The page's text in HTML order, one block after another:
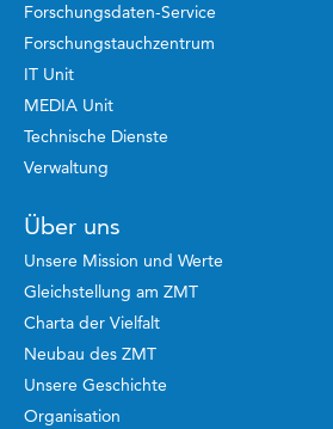
Forschungsdaten-Service
Forschungstauchzentrum
IT Unit
MEDIA Unit
Technische Dienste
Verwaltung
Über uns
Unsere Mission und Werte
Gleichstellung am ZMT
Charta der Vielfalt
Neubau des ZMT
Unsere Geschichte
Organisation